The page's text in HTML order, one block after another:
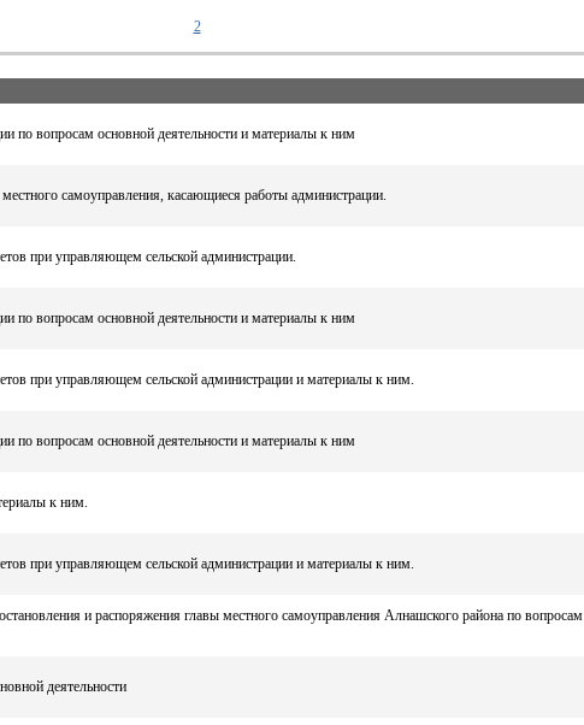
2
по вопросам основной деятельности и материалы к ним
самоуправления, касающиеся работы администрации.
при управляющем сельской администрации.
по вопросам основной деятельности и материалы к ним
при управляющем сельской администрации и материалы к ним.
по вопросам основной деятельности и материалы к ним
к ним.
при управляющем сельской администрации и материалы к ним.
и распоряжения главы местного самоуправления Алнашского района по вопросам
деятельности